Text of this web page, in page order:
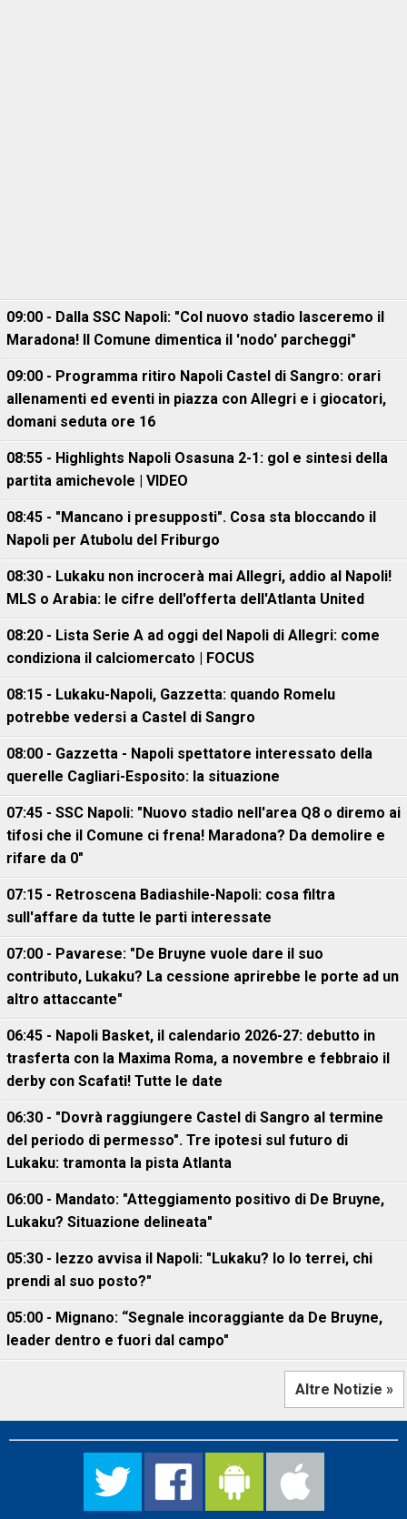
09:00 - Dalla SSC Napoli: "Col nuovo stadio lasceremo il
Maradona! Il Comune dimentica il 'nodo' parcheggi"
09:00 - Programma ritiro Napoli Castel di Sangro: orari
allenamenti ed eventi in piazza con Allegri e i giocatori,
domani seduta ore 16
08:55 - Highlights Napoli Osasuna 2-1: gol e sintesi della
partita amichevole | VIDEO
08:45 - "Mancano i presupposti". Cosa sta bloccando il
Napoli per Atubolu del Friburgo
08:30 - Lukaku non incrocerà mai Allegri, addio al Napoli!
MLS o Arabia: le cifre dell'offerta dell'Atlanta United
08:20 - Lista Serie A ad oggi del Napoli di Allegri: come
condiziona il calciomercato | FOCUS
08:15 - Lukaku-Napoli, Gazzetta: quando Romelu
potrebbe vedersi a Castel di Sangro
08:00 - Gazzetta - Napoli spettatore interessato della
querelle Cagliari-Esposito: la situazione
07:45 - SSC Napoli: "Nuovo stadio nell'area Q8 o diremo ai
tifosi che il Comune ci frena! Maradona? Da demolire e
rifare da 0"
07:15 - Retroscena Badiashile-Napoli: cosa filtra
sull'affare da tutte le parti interessate
07:00 - Pavarese: "De Bruyne vuole dare il suo
contributo, Lukaku? La cessione aprirebbe le porte ad un
altro attaccante"
06:45 - Napoli Basket, il calendario 2026-27: debutto in
trasferta con la Maxima Roma, a novembre e febbraio il
derby con Scafati! Tutte le date
06:30 - "Dovrà raggiungere Castel di Sangro al termine
del periodo di permesso". Tre ipotesi sul futuro di
Lukaku: tramonta la pista Atlanta
06:00 - Mandato: "Atteggiamento positivo di De Bruyne,
Lukaku? Situazione delineata"
05:30 - Iezzo avvisa il Napoli: "Lukaku? Io lo terrei, chi
prendi al suo posto?"
05:00 - Mignano: “Segnale incoraggiante da De Bruyne,
leader dentro e fuori dal campo"
Altre Notizie »